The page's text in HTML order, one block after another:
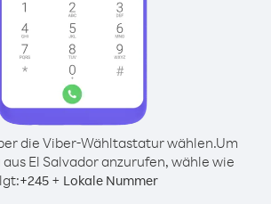
die Viber-Wähltastatur wählen.Um
El Salvador anzurufen, wähle wie
+245+ Lokale Nummer